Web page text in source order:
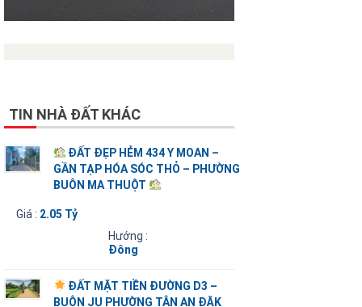
TIN NHÀ ĐẤT KHÁC
ĐẤT ĐẸP HẺM 434 Y MOAN –
GẦN TẠP HÓA SÓC THỎ – PHƯỜNG
BUÔN MA THUỘT
Giá : 2.05 Tỷ
Hướng :
Đông
ĐẤT MẶT TIỀN ĐƯỜNG D3 –
BUÔN JU PHƯỜNG TÂN AN ĐĂK